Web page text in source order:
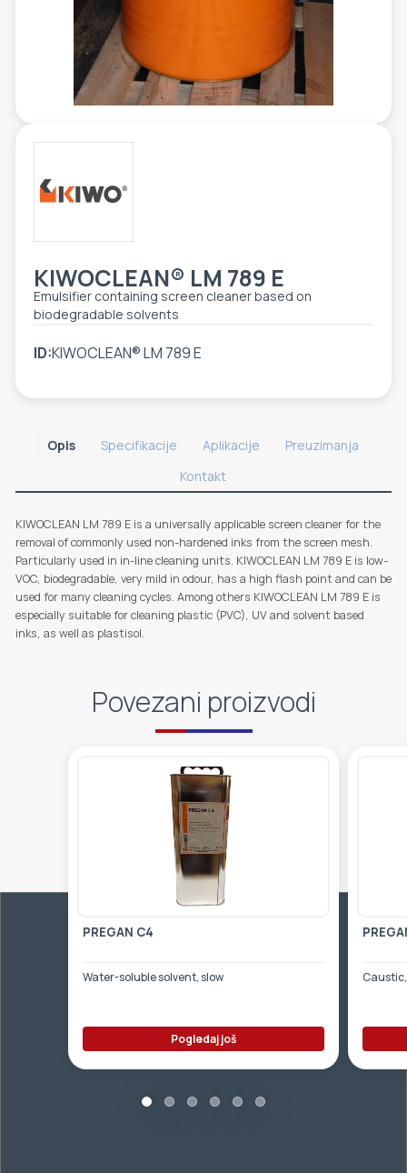
ALATI - DODATNA OPREMA
POMOĆNA OPREMA
PO NARUDŽBINI
POLOVNA OPREMA
TEHNIČKI CRTEŽI
KIWOCLEAN® LM 789 E
Emulsifier containing screen cleaner based on
biodegradable solvents
ID:KIWOCLEAN® LM 789 E
Opis Specifikacije
Preuzimanja
Kontakt
Aplikacije
KIWOCLEAN LM 789 E is a universally applicable screen cleaner for the
removal of commonly used non-hardened inks from the screen mesh.
Particularly used in in-line cleaning units. KIWOCLEAN LM 789 E is low-
VOC, biodegradable, very mild in odour, has a high flash point and can be
used for many cleaning cycles. Among others KIWOCLEAN LM 789 E is
especially suitable for cleaning plastic (PVC), UV and solvent based
inks, as well as plastisol.
Povezani proizvodi
PREGAN C4
Water-soluble solvent, slow
Pogledaj još